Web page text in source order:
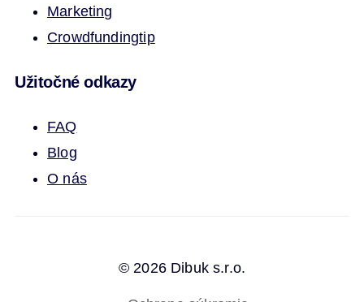
Marketing
Crowdfundingtip
Užitočné odkazy
FAQ
Blog
O nás
© 2026 Dibuk s.r.o.